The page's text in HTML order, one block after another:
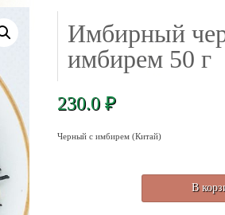
Имбирный
имбирем 50 г
230.0₽
Черный с имбирем (Китай)
В